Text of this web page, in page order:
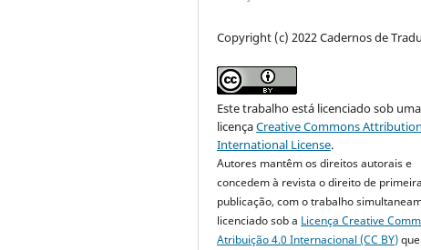
Copyright (c) 2022 Cadernos de
Este trabalho está licenciado sob uma
licençaCreative Commons
International License.
Autores mantêm os direitos autorais e
concedem à revista o direito de
publicação, com o trabalho
licenciado sob a Licença Creative
Atribuição 4.0 Internacional (CC BY)que